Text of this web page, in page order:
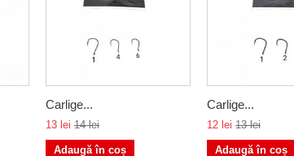
Carlige...
13 lei 14 lei
Adaugă în coș
Carlige...
12 lei 13 lei
Adaugă în coș